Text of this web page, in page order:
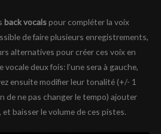
back vocalspour compléter la voix
de faire plusieurs enregistrements,
alternatives pour créer ces voix en
deux fois: l’une sera à gauche,
ensuite modifier leur tonalité (+/- 1
de ne pas changer le tempo) ajouter
baisser le volume de ces pistes.